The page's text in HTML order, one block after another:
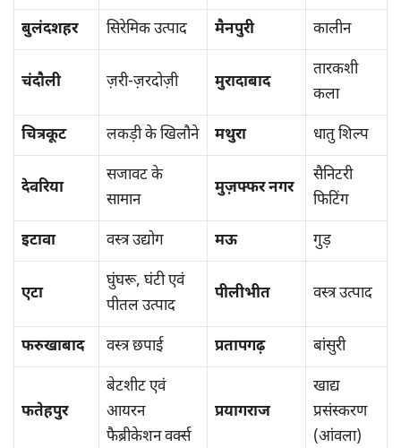
बुलंदशहर सिरेमिक उत्पाद मैनपुरी कालीन
चंदौली ज़री-ज़रदोज़ी मुरादाबाद
तारकशी
कला
चित्रकूट लकड़ी के खिलौने मथुरा धातु शिल्प
देवरिया
सजावट के
सामान
मुज़फ्फर नगर
सैनिटरी
फिटिंग
इटावा वस्त्र उद्योग मऊ गुड़
एटा
घुंघरू, घंटी एवं
पीतल उत्पाद
पीलीभीत वस्त्र उत्पाद
फरुखाबाद वस्त्र छपाई प्रतापगढ़ बांसुरी
फतेहपुर
बेटशीट एवं
आयरन
फैब्रीकेशन वर्क्स
प्रयागराज
खाद्य
प्रसंस्करण
(आंवला)